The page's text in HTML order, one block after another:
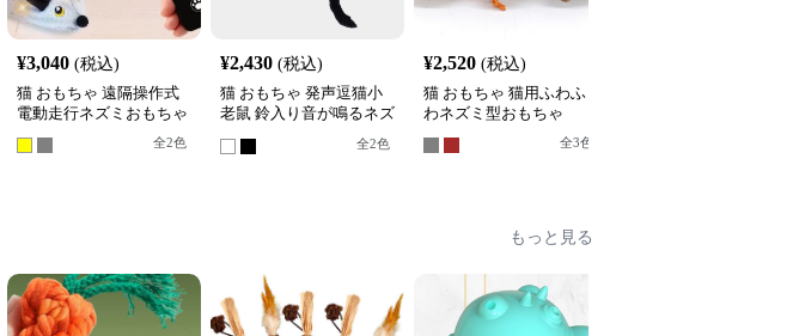
¥3,040 (税込)
猫 おもちゃ 遠隔操作式
電動走行ネズミおもちゃ
全2色
¥2,430 (税込)
猫 おもちゃ 発声逗猫小
老鼠 鈴入り音が鳴るネズ
全2色
¥2,520 (税込)
猫 おもちゃ 猫用ふわふ
わネズミ型おもちゃ
全3色
もっと見る